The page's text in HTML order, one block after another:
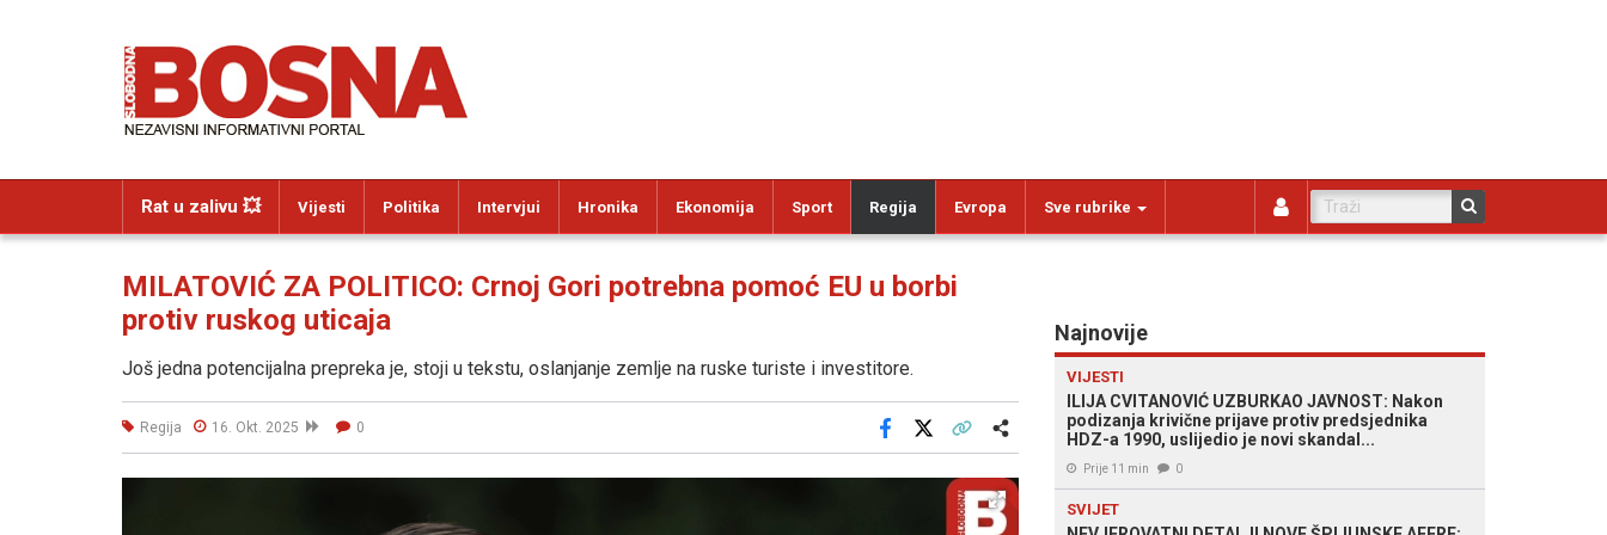
Rat u zalivu 💥 Vijesti Politika Intervjui Hronika Ekonomija Sport Regija Evropa Sve rubrike
MILATOVIĆ ZA POLITICO: Crnoj Gori potrebna pomoć EU u borbi
protiv ruskog uticaja
Još jedna potencijalna prepreka je, stoji u tekstu, oslanjanje zemlje na ruske turiste i investitore.
Regija 16. Okt. 2025 0
Facebook
Najnovije
VIJESTI
ILIJA CVITANOVIĆ UZBURKAO JAVNOST: Nakon
podizanja krivične prijave protiv predsjednika
HDZ-a 1990, uslijedio je novi skandal...
Prije 11 min 0
SVIJET